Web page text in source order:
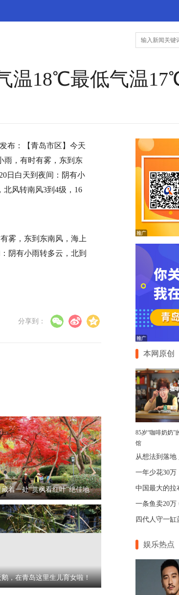
温18℃最低气温
布：【青岛市区】今天
雨，有时有雾，东到东
日白天到夜间：阴有小
风转南风3到4级，16
雾，东到东南风，海上
阴有小雨转多云，北到
分享到：
着一处“赏枫看红叶”绝佳地
，在青岛这里生儿育女啦！
本网原创
85岁“咖啡奶奶”
馆
娱乐热点